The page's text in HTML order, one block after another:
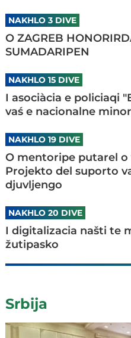
NAKHLO 3 DIVE
O ZAGREB
SUMADARIPEN
NAKHLO 15 DIVE
I asociàcia e policiaqi
vaś e nacionalne
NAKHLO 19 DIVE
O mentoripe putarel o
Projekto del suporto
djuvljengo
NAKHLO 20 DIVE
I digitalizacia našti te
žutipasko
Srbija